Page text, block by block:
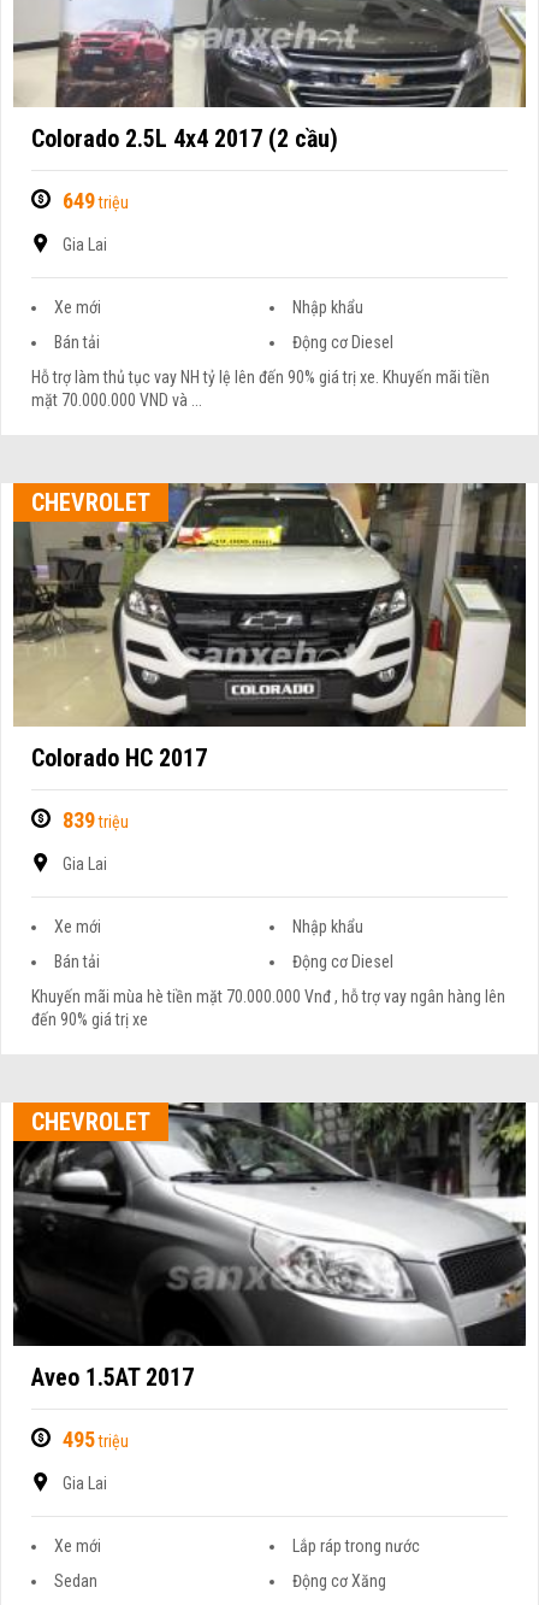
Colorado 2.5L 4x4 2017 (2 cầu)
649triệu
Gia Lai
Xe mới
Nhập khẩu
Bán tải
Động cơ Diesel
Hỗ trợ làm thủ tục vay NH tỷ lệ lên đến 90% giá trị xe. Khuyến mãi tiền
mặt 70.000.000 VND và ...
CHEVROLET
Colorado HC 2017
839triệu
Gia Lai
Xe mới
Nhập khẩu
Bán tải
Động cơ Diesel
Khuyến mãi mùa hè tiền mặt 70.000.000 Vnđ , hỗ trợ vay ngân hàng lên
đến 90% giá trị xe
CHEVROLET
Aveo 1.5AT 2017
495triệu
Gia Lai
Xe mới
Lắp ráp trong nước
Sedan
Động cơ Xăng